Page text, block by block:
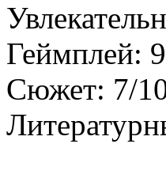
Геймплей:
Сюжет: 7/